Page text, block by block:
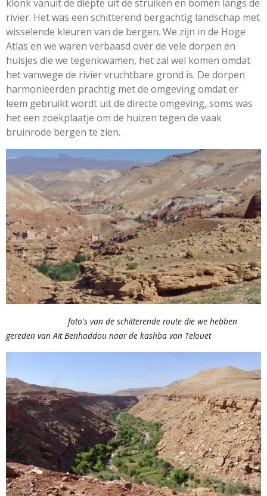
klonk vanuit de diepte uit de struiken en bomen langs de
rivier. Het was een schitterend bergachtig landschap met
wisselende kleuren van de bergen. We zijn in de Hoge
Atlas en we waren verbaasd over de vele dorpen en
huisjes die we tegenkwamen, het zal wel komen omdat
het vanwege de rivier vruchtbare grond is. De dorpen
harmonieerden prachtig met de omgeving omdat er
leem gebruikt wordt uit de directe omgeving, soms was
het een zoekplaatje om de huizen tegen de vaak
bruinrode bergen te zien.
foto's van de schitterende route die we hebben
gereden van Ait Benhaddou naar de kashba van Telouet